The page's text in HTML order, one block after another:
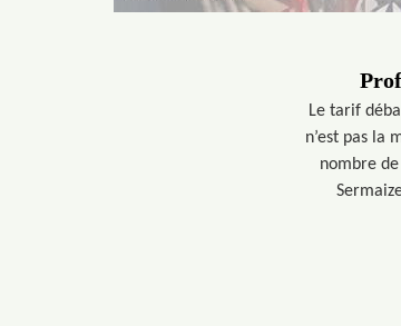
Le tarif
n’est pas la
nombre